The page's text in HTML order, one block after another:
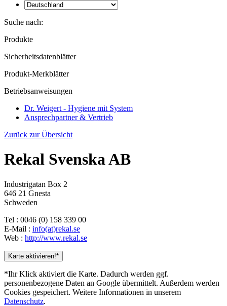
Suche nach:
Produkte
Sicherheitsdatenblätter
Produkt-Merkblätter
Betriebsanweisungen
Dr. Weigert - Hygiene mit System
Ansprechpartner & Vertrieb
Zurück zur Übersicht
Rekal Svenska AB
Industrigatan Box 2
646 21 Gnesta
Schweden
Tel : 0046 (0) 158 339 00
E-Mail : info(at)rekal.se
Web : http://www.rekal.se
Karte aktivieren!*
*Ihr Klick aktiviert die Karte. Dadurch werden ggf.
personenbezogene Daten an Google übermittelt. Außerdem werden
Cookies gespeichert. Weitere Informationen in unserem
Datenschutz.